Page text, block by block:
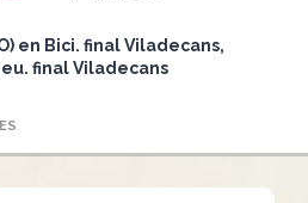
en Bici. final Viladecans
final Viladecans